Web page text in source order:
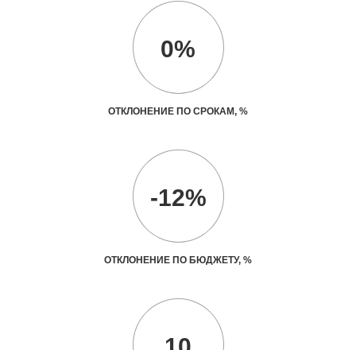
0%
ОТКЛОНЕНИЕ ПО СРОКАМ, %
-12%
ОТКЛОНЕНИЕ ПО БЮДЖЕТУ, %